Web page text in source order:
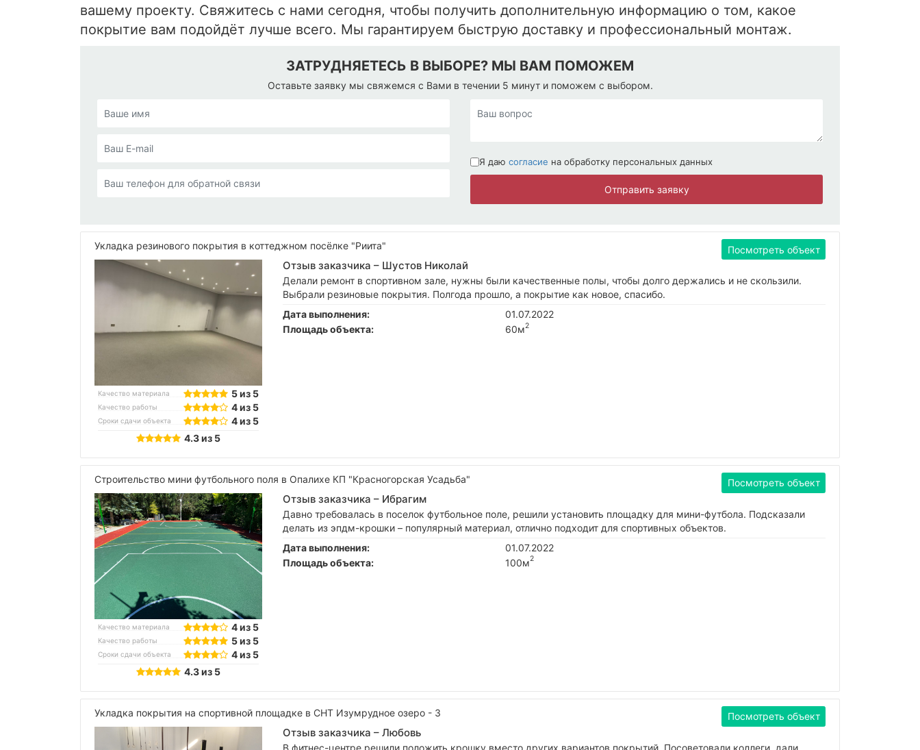
вашему проекту. Свяжитесь с нами сегодня, чтобы получить дополнительную информацию о том, какое
покрытие вам подойдёт лучше всего. Мы гарантируем быструю доставку и профессиональный монтаж.
ЗАТРУДНЯЕТЕСЬ В ВЫБОРЕ? МЫ ВАМ ПОМОЖЕМ
Оставьте заявку мы свяжемся с Вами в течении 5 минут и поможем с выбором.
Я даю согласие на обработку персональных данных
Отправить заявку
Укладка резинового покрытия в коттеджном посёлке "Риита" Посмотреть объект
Качество материала 5 из 5
Качество работы 4 из 5
Сроки сдачи объекта
4 из 5
4.3 из 5
Отзыв заказчика – Шустов Николай
Делали ремонт в спортивном зале, нужны были качественные полы, чтобы долго держались и не скользили.
Выбрали резиновые покрытия. Полгода прошло, а покрытие как новое, спасибо.
Дата выполнения:
01.07.2022
Площадь объекта:
60м2
Строительство мини футбольного поля в Опалихе КП "Красногорская Усадьба" Посмотреть объект
Качество материала 4 из 5
Качество работы 5 из 5
Сроки сдачи объекта
4 из 5
4.3 из 5
Отзыв заказчика – Ибрагим
Давно требовалась в поселок футбольное поле, решили установить площадку для мини-футбола. Подсказали
делать из эпдм-крошки – популярный материал, отлично подходит для спортивных объектов.
Дата выполнения:
01.07.2022
Площадь объекта:
100м2
Укладка покрытия на спортивной площадке в СНТ Изумрудное озеро - 3 Посмотреть объект
Отзыв заказчика – Любовь
В фитнес-центре решили положить крошку вместо других вариантов покрытий. Посоветовали коллеги, дали